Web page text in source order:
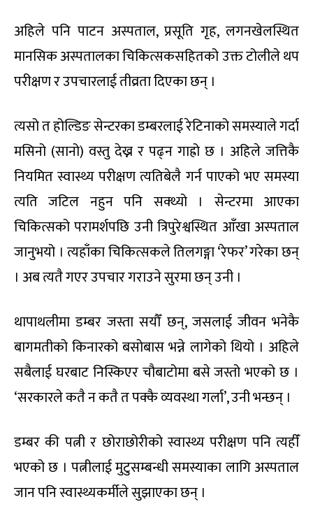
अहिले पनि पाटन अस्पताल, प्रसूति गृह, लगनखेलस्थित
मानसिक अस्पतालका चिकित्सकसहितको उक्त टोलीले थप
परीक्षण र उपचारलाई तीव्रता दिएका छन् ।
त्यसो त होल्डिङ सेन्टरका डम्बरलाई रेटिनाको समस्याले गर्दा
मसिनो (सानो) वस्तु देख्न र पढ्न गाह्रो छ । अहिले जत्तिकै
नियमित स्वास्थ्य परीक्षण त्यतिबेलै गर्न पाएको भए समस्या
त्यति जटिल नहुन पनि सक्थ्यो । सेन्टरमा आएका
चिकित्सको परामर्शपछि उनी त्रिपुरेश्वस्थित आँखा अस्पताल
जानुभयो । त्यहाँका चिकित्सकले तिलगङ्गा ‘रेफर’ गरेका छन्
। अब त्यतै गएर उपचार गराउने सुरमा छन् उनी ।
थापाथलीमा डम्बर जस्ता सयौँ छन्, जसलाई जीवन भनेकै
बागमतीको किनारको बसोबास भन्ने लागेको थियो । अहिले
सबैलाई घरबाट निस्किएर चौबाटोमा बसे जस्तो भएको छ ।
‘सरकारले कतै न कतै त पक्कै व्यवस्था गर्ला’, उनी भन्छन् ।
डम्बर की पत्नी र छोराछोरीको स्वास्थ्य परीक्षण पनि त्यहीँ
भएको छ । पत्नीलाई मुटुसम्बन्धी समस्याका लागि अस्पताल
जान पनि स्वास्थ्यकर्मीले सुझाएका छन् ।